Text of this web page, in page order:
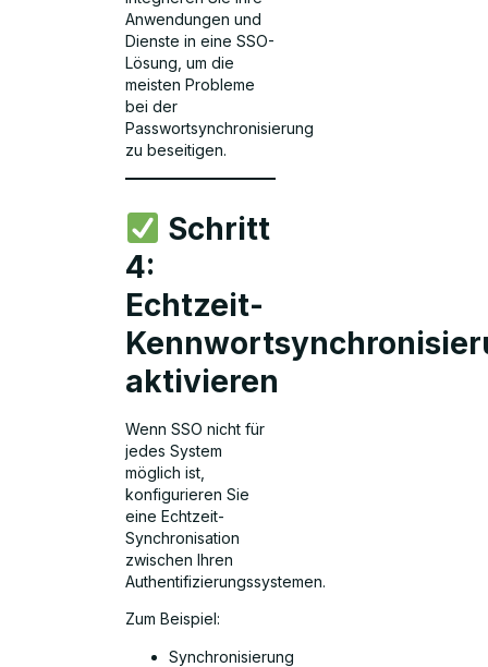
Anwendungen und
Dienste in eine SSO-
Lösung, um die
meisten Probleme
bei der
Passwortsynchronisierung
zu beseitigen.
Schritt
4:
Echtzeit-
aktivieren
Wenn SSO nicht für
jedes System
möglich ist,
konfigurieren Sie
eine Echtzeit-
Synchronisation
zwischen Ihren
Authentifizierungssystemen.
Zum Beispiel:
Synchronisierung